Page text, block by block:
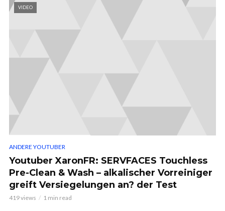
VIDEO
ANDERE YOUTUBER
Youtuber XaronFR: SERVFACES Touchless
Pre-Clean & Wash – alkalischer Vorreiniger
greift Versiegelungen an? der Test
419 views 1 min read